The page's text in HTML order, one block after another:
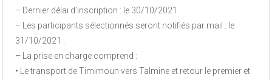
– Dernier délai d’inscription : le 30/10/2021
– Les participants sélectionnés seront notifiés par mail : le
31/10/2021 .
– La prise en charge comprend :
• Le transport de Timimoun vers Talmine et retour le premier et